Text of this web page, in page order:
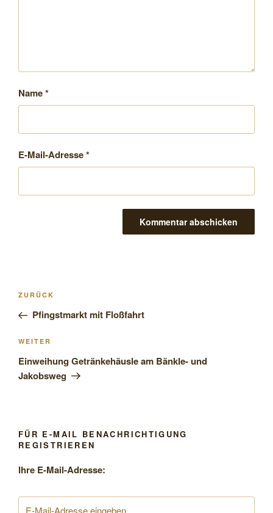
Name*
E-Mail-Adresse*
Beitragsnavigation
Vorheriger
Beitrag
ZURÜCK
Pfingstmarkt mit Floßfahrt
Nächster
Beitrag
WEITER
Einweihung Getränkehäusle am Bänkle- und
Jakobsweg
FÜR E-MAIL BENACHRICHTIGUNG
REGISTRIEREN
Ihre E-Mail-Adresse: